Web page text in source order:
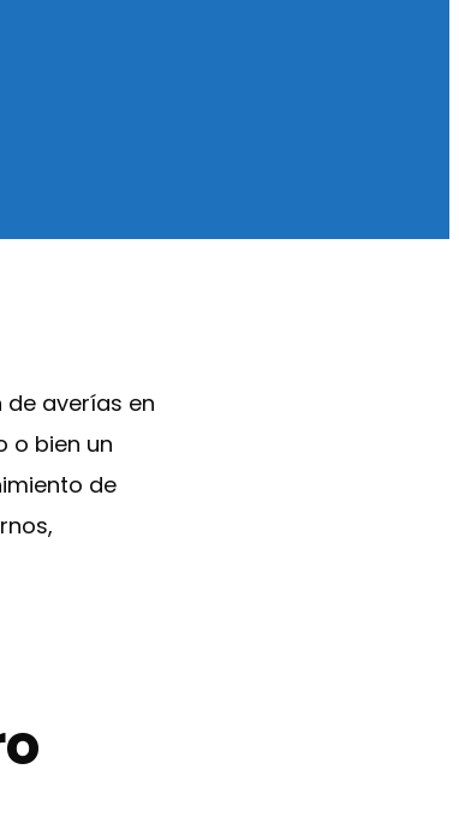
de averías en
o bien un
de